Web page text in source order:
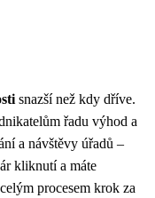
snazší než kdy dříve.
řadu výhod a
a návštěvy úřadů –
kliknutí a máte
procesem krok za